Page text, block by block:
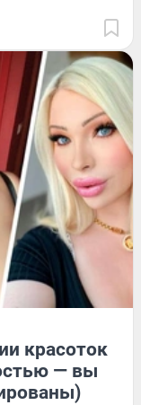
красоток
— вы